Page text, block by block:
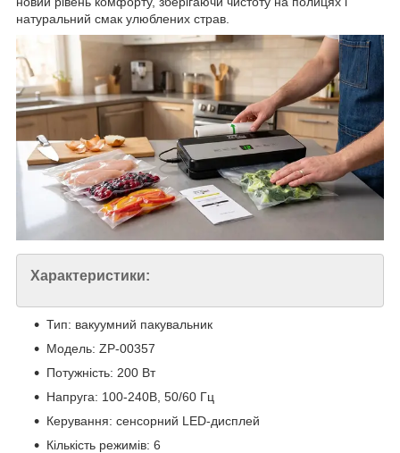
натуральний смак улюблених страв.
Характеристики:
Тип: вакуумний пакувальник
Модель: ZP-00357
Потужність: 200 Вт
Напруга: 100-240В, 50/60 Гц
Керування: сенсорний LED-дисплей
Кількість режимів: 6